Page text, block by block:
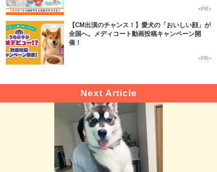
<PR>
【CM出演のチャンス！】愛犬の「おいしい顔」が
全国へ。メディコート動画投稿キャンペーン開
催！
<PR>